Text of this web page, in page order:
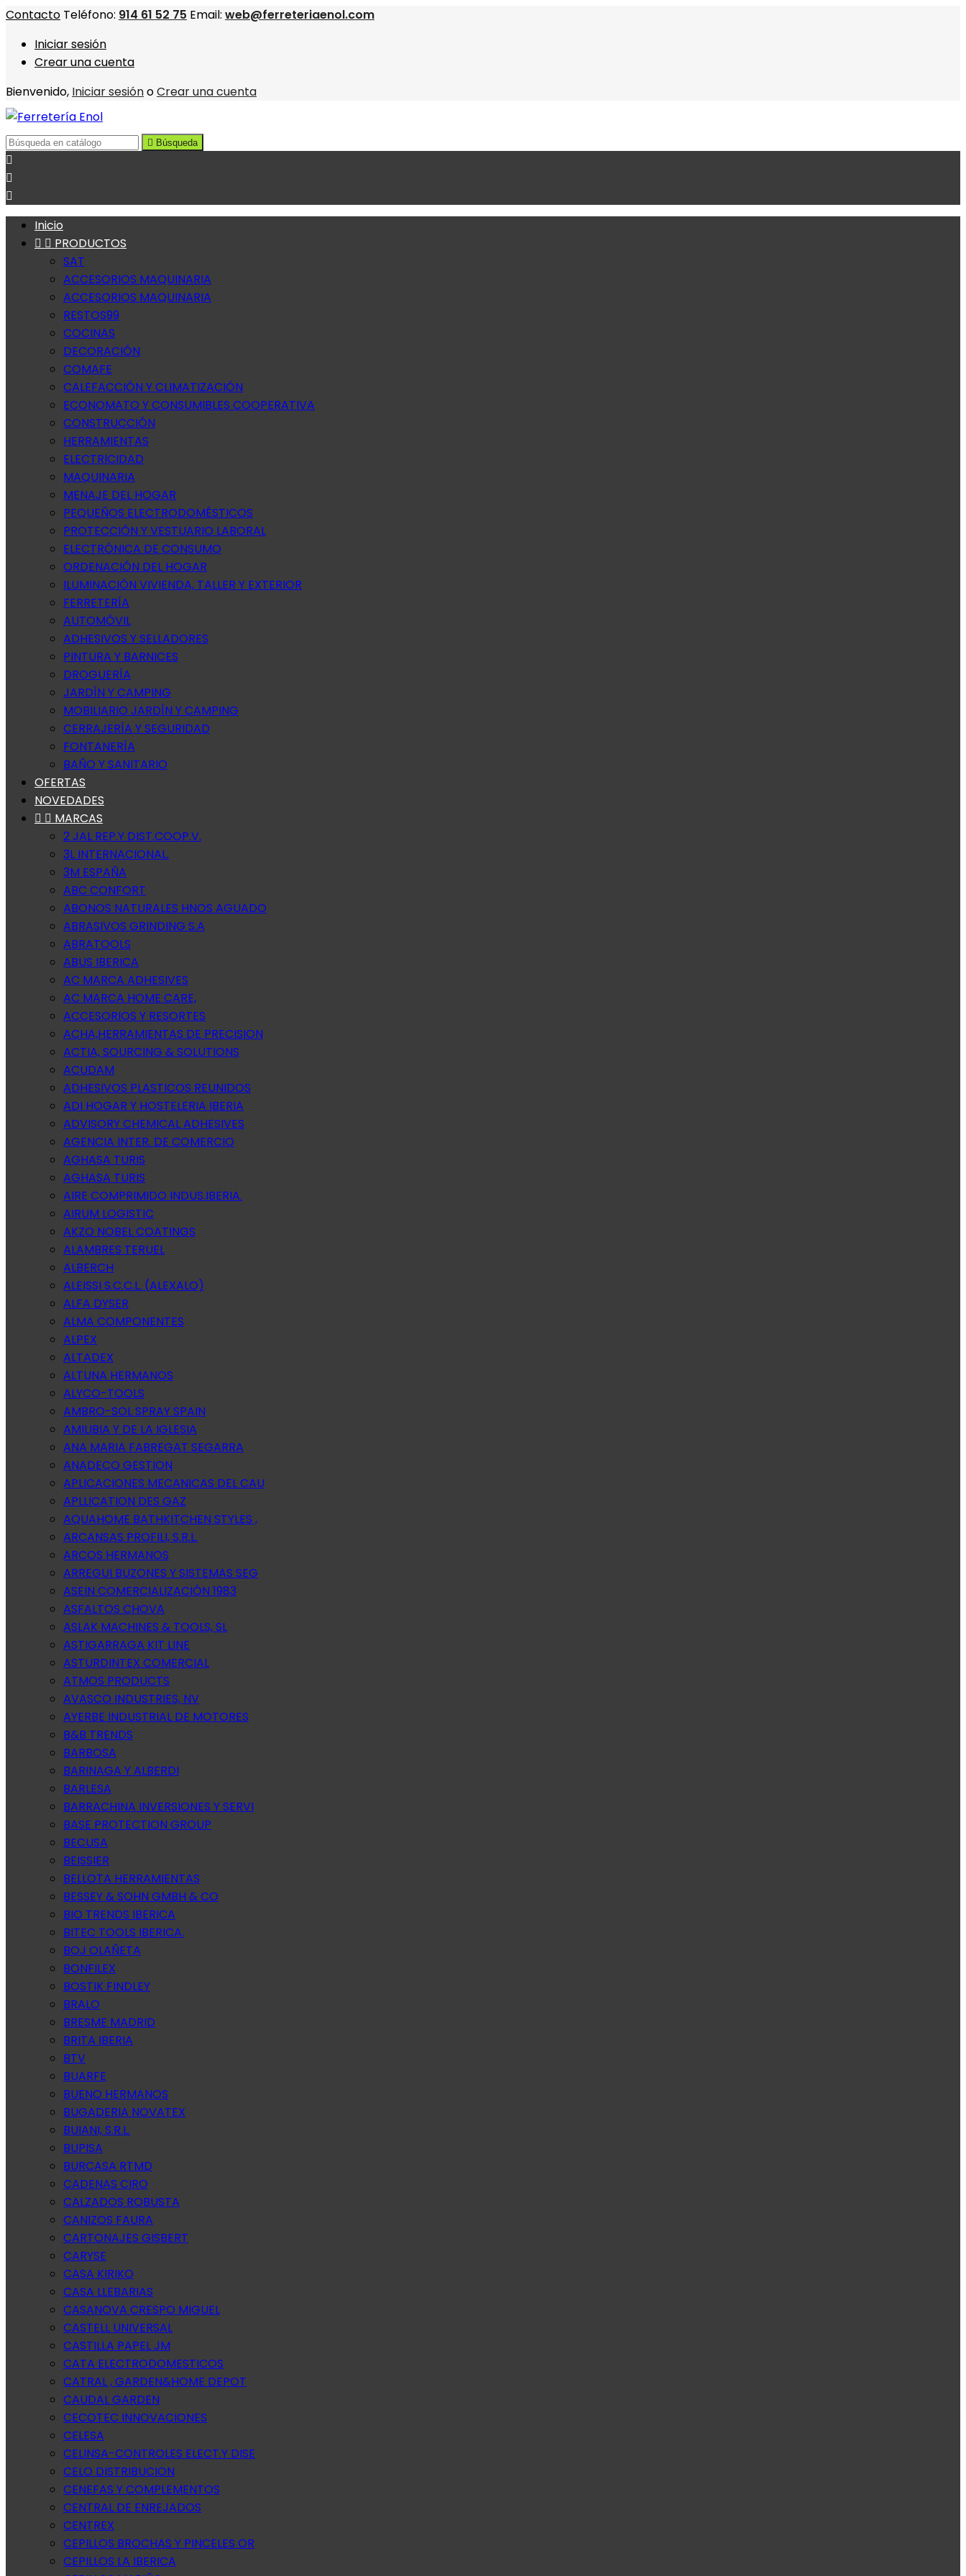
Contacto Teléfono: 914 61 52 75 Email: web@ferreteriaenol.com
Iniciar sesión
Crear una cuenta
Bienvenido, Iniciar sesiónoCrear una cuenta
 Búsqueda



Inicio
  PRODUCTOS
SAT
ACCESORIOS MAQUINARIA
ACCESORIOS MAQUINARIA
RESTOS99
COCINAS
DECORACIÓN
COMAFE
CALEFACCIÓN Y CLIMATIZACIÓN
ECONOMATO Y CONSUMIBLES COOPERATIVA
CONSTRUCCIÓN
HERRAMIENTAS
ELECTRICIDAD
MAQUINARIA
MENAJE DEL HOGAR
PEQUEÑOS ELECTRODOMÉSTICOS
PROTECCIÓN Y VESTUARIO LABORAL
ELECTRÓNICA DE CONSUMO
ORDENACIÓN DEL HOGAR
ILUMINACIÓN VIVIENDA, TALLER Y EXTERIOR
FERRETERÍA
AUTOMÓVIL
ADHESIVOS Y SELLADORES
PINTURA Y BARNICES
DROGUERÍA
JARDÍN Y CAMPING
MOBILIARIO JARDÍN Y CAMPING
CERRAJERÍA Y SEGURIDAD
FONTANERÍA
BAÑO Y SANITARIO
OFERTAS
NOVEDADES
  MARCAS
2 JAL REP.Y DIST.COOP.V.
3L INTERNACIONAL.
3M ESPAÑA
ABC CONFORT
ABONOS NATURALES HNOS AGUADO
ABRASIVOS GRINDING S.A
ABRATOOLS
ABUS IBERICA
AC MARCA ADHESIVES
AC MARCA HOME CARE,
ACCESORIOS Y RESORTES
ACHA,HERRAMIENTAS DE PRECISION
ACTIA, SOURCING & SOLUTIONS
ACUDAM
ADHESIVOS PLASTICOS REUNIDOS
ADI HOGAR Y HOSTELERIA IBERIA
ADVISORY CHEMICAL ADHESIVES
AGENCIA INTER. DE COMERCIO
AGHASA TURIS
AGHASA TURIS
AIRE COMPRIMIDO INDUS.IBERIA.
AIRUM LOGISTIC
AKZO NOBEL COATINGS
ALAMBRES TERUEL
ALBERCH
ALEISSI S.C.C.L. (ALEXALO)
ALFA DYSER
ALMA COMPONENTES
ALPEX
ALTADEX
ALTUNA HERMANOS
ALYCO-TOOLS
AMBRO-SOL SPRAY SPAIN
AMILIBIA Y DE LA IGLESIA
ANA MARIA FABREGAT SEGARRA
ANADECO GESTION
APLICACIONES MECANICAS DEL CAU
APLLICATION DES GAZ
AQUAHOME BATHKITCHEN STYLES ,
ARCANSAS PROFILI, S.R.L.
ARCOS HERMANOS
ARREGUI BUZONES Y SISTEMAS SEG
ASEIN COMERCIALIZACIÓN 1983
ASFALTOS CHOVA
ASLAK MACHINES & TOOLS, SL
ASTIGARRAGA KIT LINE
ASTURDINTEX COMERCIAL
ATMOS PRODUCTS
AVASCO INDUSTRIES, NV
AYERBE INDUSTRIAL DE MOTORES
B&B TRENDS
BARBOSA
BARINAGA Y ALBERDI
BARLESA
BARRACHINA INVERSIONES Y SERVI
BASE PROTECTION GROUP
BECUSA
BEISSIER
BELLOTA HERRAMIENTAS
BESSEY & SOHN GMBH & CO
BIO TRENDS IBERICA
BITEC TOOLS IBERICA.
BOJ OLAÑETA
BONFILEX
BOSTIK FINDLEY
BRALO
BRESME MADRID
BRITA IBERIA
BTV
BUARFE
BUENO HERMANOS
BUGADERIA NOVATEX
BUIANI, S.R.L.
BUPISA
BURCASA RTMD
CADENAS CIRO
CALZADOS ROBUSTA
CANIZOS FAURA
CARTONAJES GISBERT
CARYSE
CASA KIRIKO
CASA LLEBARIAS
CASANOVA CRESPO MIGUEL
CASTELL UNIVERSAL
CASTILLA PAPEL JM
CATA ELECTRODOMESTICOS
CATRAL , GARDEN&HOME DEPOT
CAUDAL GARDEN
CECOTEC INNOVACIONES
CELESA
CELINSA-CONTROLES ELECT.Y DISE
CELO DISTRIBUCION
CENEFAS Y COMPLEMENTOS
CENTRAL DE ENREJADOS
CENTREX
CEPILLOS BROCHAS Y PINCELES OR
CEPILLOS LA IBERICA